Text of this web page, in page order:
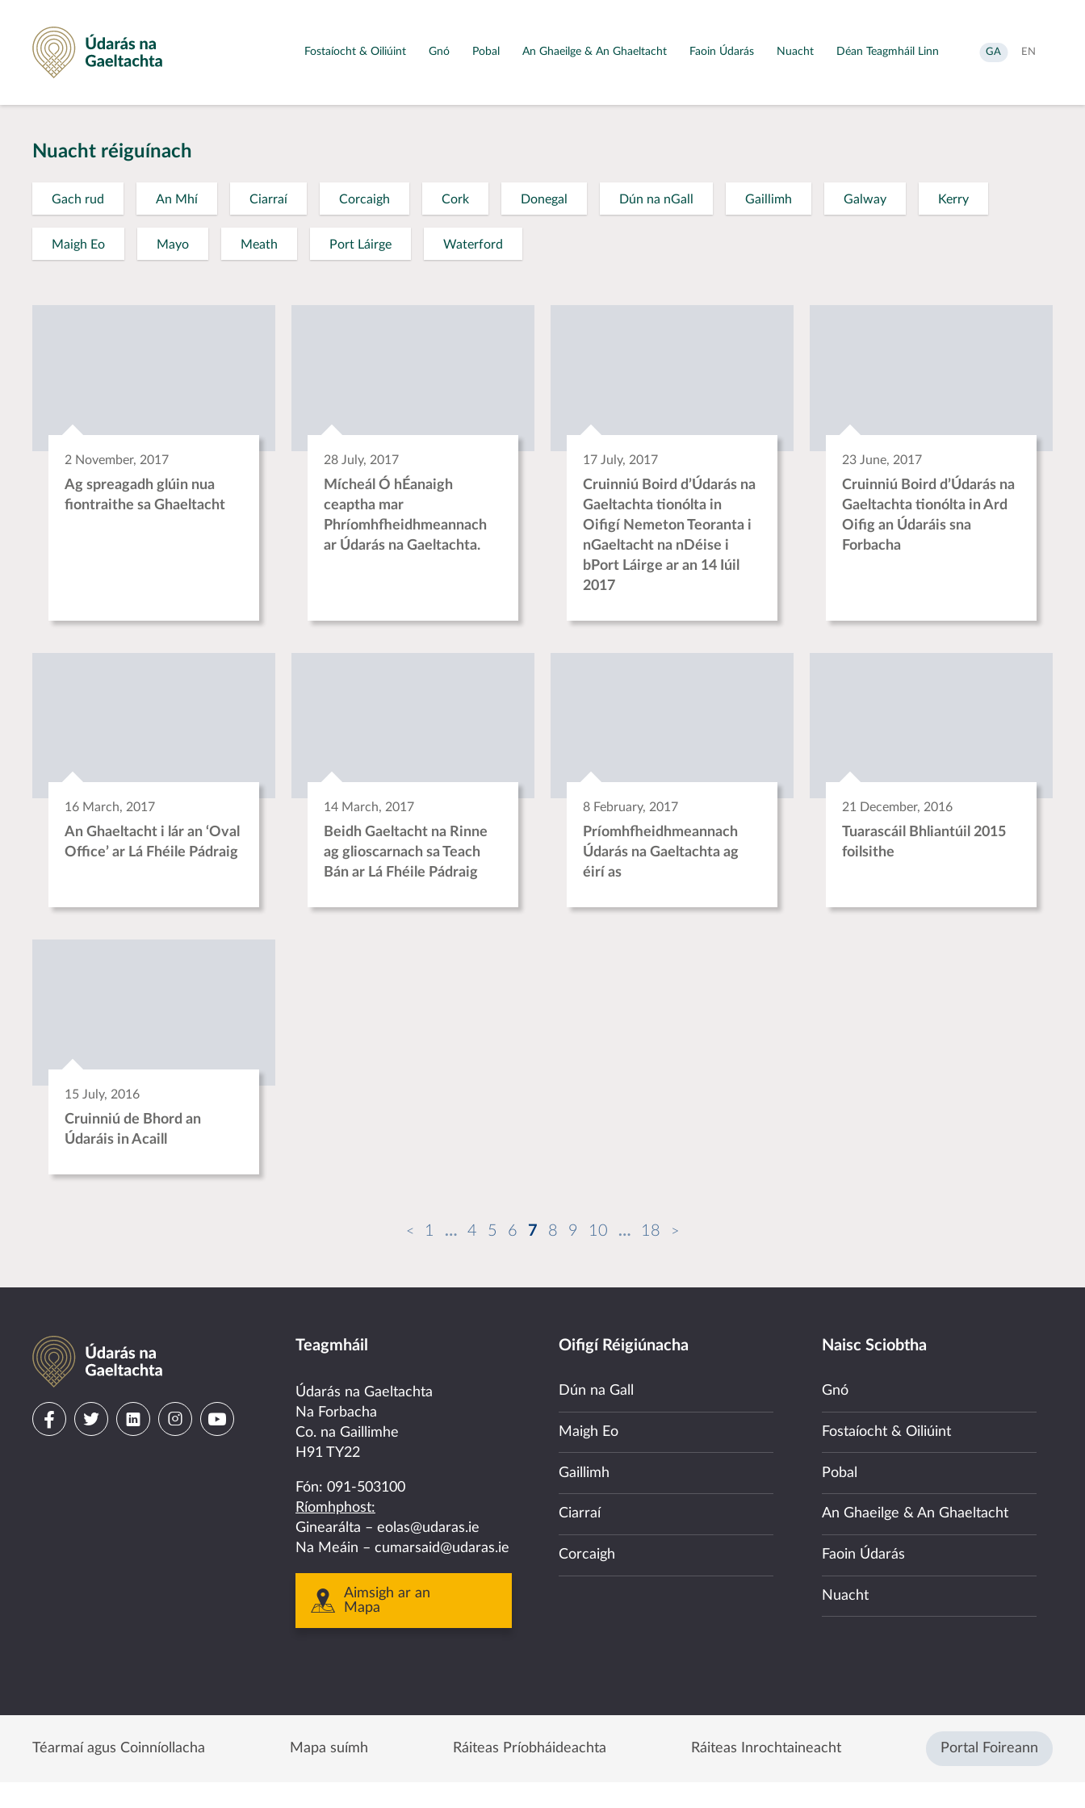
Údarás na Gaeltachta
Fostaíocht & Oiliúint Gnó Pobal An Ghaeilge & An Ghaeltacht Faoin Údarás Nuacht Déan Teagmháil Linn
Aistrigh
go
GA
Change
EN
Nuacht réiguínach
Gach rud An Mhí Ciarraí Corcaigh Cork Donegal Dún na nGall Gaillimh Galway Kerry
Maigh Eo Mayo Meath Port Láirge Waterford
2 November, 2017
Ag spreagadh glúin nua
fiontraithe sa Ghaeltacht
28 July, 2017
Mícheál Ó hÉanaigh
ceaptha mar
Phríomhfheidhmeannach
ar Údarás na Gaeltachta.
17 July, 2017
Cruinniú Boird d’Údarás na
Gaeltachta tionólta in
Oifigí Nemeton Teoranta i
nGaeltacht na nDéise i
bPort Láirge ar an 14 Iúil
2017
23 June, 2017
Cruinniú Boird d’Údarás na
Gaeltachta tionólta in Ard
Oifig an Údaráis sna
Forbacha
16 March, 2017
An Ghaeltacht i lár an ‘Oval
Office’ ar Lá Fhéile Pádraig
14 March, 2017
Beidh Gaeltacht na Rinne
ag glioscarnach sa Teach
Bán ar Lá Fhéile Pádraig
8 February, 2017
Príomhfheidhmeannach
Údarás na Gaeltachta ag
éirí as
21 December, 2016
Tuarascáil Bhliantúil 2015
foilsithe
15 July, 2016
Cruinniú de Bhord an
Údaráis in Acaill
1 … 4 5 6 7 8 9 10 … 18
Údarás na Gaeltachta
VisitVisitVisitVisit
instagram
Visit
youtube
Teagmháil
Údarás na Gaeltachta
Na Forbacha
Co. na Gaillimhe
H91 TY22
Fón: 091-503100
Ríomhphost:
Ginearálta – eolas@udaras.ie
Na Meáin – cumarsaid@udaras.ie
Aimsigh ar an
Mapa
Oifigí Réigiúnacha
Dún na Gall
Maigh Eo
Gaillimh
Ciarraí
Corcaigh
Naisc Sciobtha
Gnó
Fostaíocht & Oiliúint
Pobal
An Ghaeilge & An Ghaeltacht
Faoin Údarás
Nuacht
Téarmaí agus Coinníollacha Mapa suímh Ráiteas Príobháideachta Ráiteas Inrochtaineacht Portal Foireann